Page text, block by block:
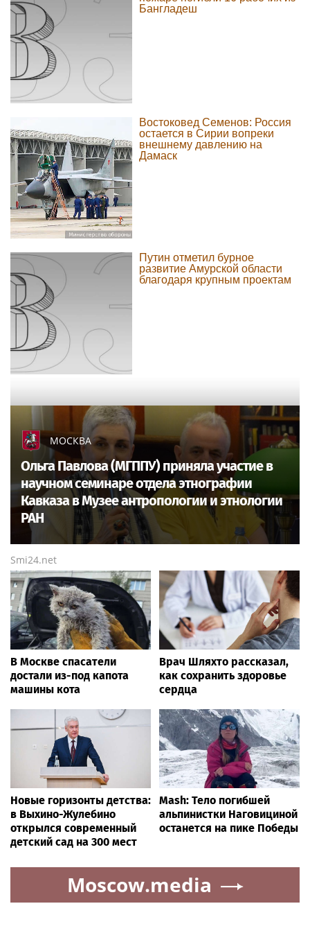
Бангладеш
Востоковед Семенов: Россия
остается в Сирии вопреки
внешнему давлению на
Дамаск
Путин отметил бурное
развитие Амурской области
благодаря крупным проектам
МОСКВА
Ольга Павлова (МГППУ) приняла участие в
научном семинаре отдела этнографии
Кавказа в Музее антропологии и этнологии
РАН
Smi24.net
В Москве спасатели
достали из-под капота
машины кота
Врач Шляхто рассказал,
как сохранить здоровье
сердца
Новые горизонты детства:
в Выхино-Жулебино
открылся современный
детский сад на 300 мест
Mash: Тело погибшей
альпинистки Наговициной
останется на пике Победы
Moscow.media